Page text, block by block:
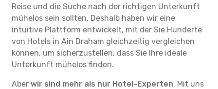
Reise und die Suche nach der richtigen Unterkunft
mühelos sein sollten. Deshalb haben wir eine
intuitive Plattform entwickelt, mit der Sie Hunderte
von Hotels in Ain Draham gleichzeitig vergleichen
können, um sicherzustellen, dass Sie Ihre ideale
Unterkunft mühelos finden.
Aber wir sind mehr als nur Hotel-Experten. Mit uns